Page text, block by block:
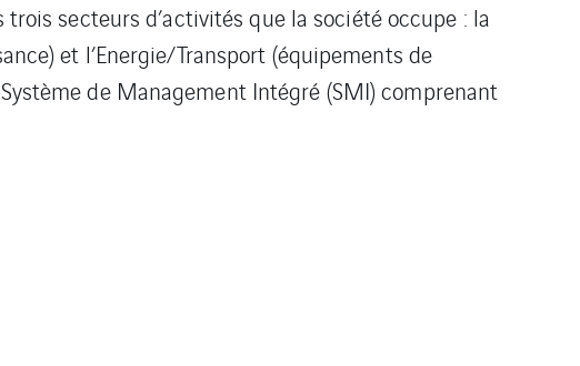
secteurs d’activités que la société occupe : la
et l’Energie/Transport (équipements de
de Management Intégré (SMI) comprenant